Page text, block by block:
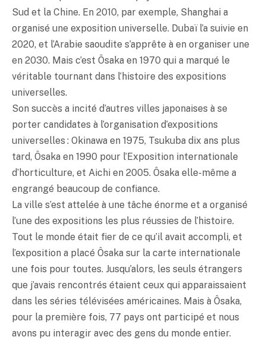
Sud et la Chine. En 2010, par exemple, Shanghai a
organisé une exposition universelle. Dubaï l’a suivie en
2020, et l’Arabie saoudite s’apprête à en organiser une
en 2030. Mais c’est Ôsaka en 1970 qui a marqué le
véritable tournant dans l’histoire des expositions
universelles.
Son succès a incité d’autres villes japonaises à se
porter candidates à l’organisation d’expositions
universelles : Okinawa en 1975, Tsukuba dix ans plus
tard, Ôsaka en 1990 pour l’Exposition internationale
d’horticulture, et Aichi en 2005. Ôsaka elle-même a
engrangé beaucoup de confiance.
La ville s’est attelée à une tâche énorme et a organisé
l’une des expositions les plus réussies de l’histoire.
Tout le monde était fier de ce qu’il avait accompli, et
l’exposition a placé Ôsaka sur la carte internationale
une fois pour toutes. Jusqu’alors, les seuls étrangers
que j’avais rencontrés étaient ceux qui apparaissaient
dans les séries télévisées américaines. Mais à Ôsaka,
pour la première fois, 77 pays ont participé et nous
avons pu interagir avec des gens du monde entier.